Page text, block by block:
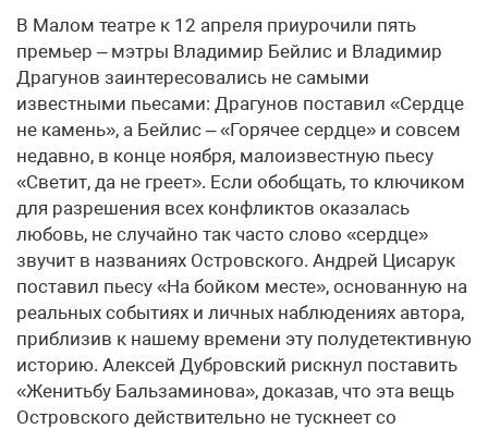
В Малом театре к 12 апреля приурочили пять
премьер – мэтры Владимир Бейлис и Владимир
Драгунов заинтересовались не самыми
известными пьесами: Драгунов поставил «Сердце
не камень», а Бейлис – «Горячее сердце» и совсем
недавно, в конце ноября, малоизвестную пьесу
«Светит, да не греет». Если обобщать, то ключиком
для разрешения всех конфликтов оказалась
любовь, не случайно так часто слово «сердце»
звучит в названиях Островского. Андрей Цисарук
поставил пьесу «На бойком месте», основанную на
реальных событиях и личных наблюдениях автора,
приблизив к нашему времени эту полудетективную
историю. Алексей Дубровский рискнул поставить
«Женитьбу Бальзаминова», доказав, что эта вещь
Островского действительно не тускнеет со